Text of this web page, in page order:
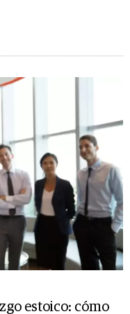
estoico: cómo